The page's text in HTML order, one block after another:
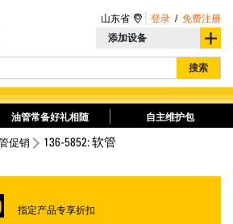
添加设备
搜索
山东省 登录 / 免费注册
油管常备好礼相随 自主维护包
促销 136-5852: 软管
指定产品专享折扣